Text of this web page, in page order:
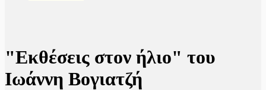
"Εκθέσεις στον ήλιο" του
Ιωάννη Βογιατζή